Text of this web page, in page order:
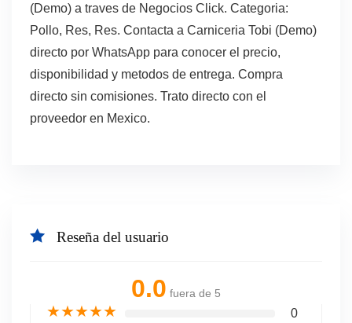
(Demo) a traves de Negocios Click. Categoria:
Pollo, Res, Res. Contacta a Carniceria Tobi (Demo)
directo por WhatsApp para conocer el precio,
disponibilidad y metodos de entrega. Compra
directo sin comisiones. Trato directo con el
proveedor en Mexico.
Reseña del usuario
0.0 fuera de 5
★★★★★ 0